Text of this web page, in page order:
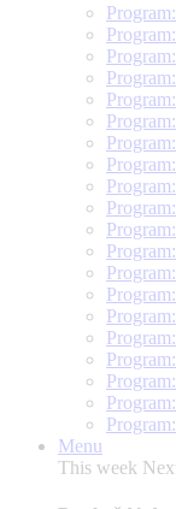
Menu
This week